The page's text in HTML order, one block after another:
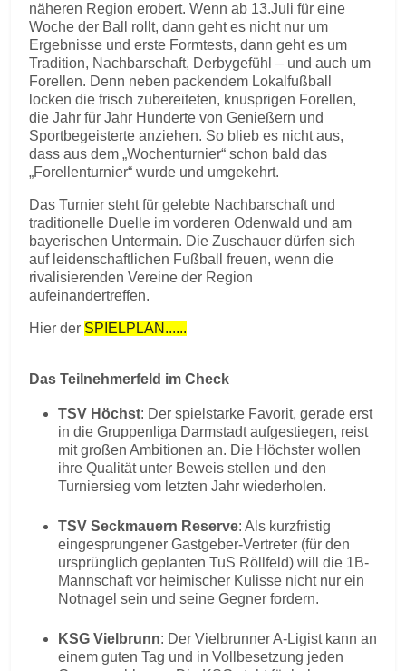
näheren Region erobert. Wenn ab 13.Juli für eine
Woche der Ball rollt, dann geht es nicht nur um
Ergebnisse und erste Formtests, dann geht es um
Tradition, Nachbarschaft, Derbygefühl – und auch um
Forellen. Denn neben packendem Lokalfußball
locken die frisch zubereiteten, knusprigen Forellen,
die Jahr für Jahr Hunderte von Genießern und
Sportbegeisterte anziehen. So blieb es nicht aus,
dass aus dem „Wochenturnier“ schon bald das
„Forellenturnier“ wurde und umgekehrt.
Das Turnier steht für gelebte Nachbarschaft und
traditionelle Duelle im vorderen Odenwald und am
bayerischen Untermain. Die Zuschauer dürfen sich
auf leidenschaftlichen Fußball freuen, wenn die
rivalisierenden Vereine der Region
aufeinandertreffen.
Hier der SPIELPLAN......
Das Teilnehmerfeld im Check
TSV Höchst: Der spielstarke Favorit, gerade erst
in die Gruppenliga Darmstadt aufgestiegen, reist
mit großen Ambitionen an. Die Höchster wollen
ihre Qualität unter Beweis stellen und den
Turniersieg vom letzten Jahr wiederholen.
TSV Seckmauern Reserve: Als kurzfristig
eingesprungener Gastgeber-Vertreter (für den
ursprünglich geplanten TuS Röllfeld) will die 1B-
Mannschaft vor heimischer Kulisse nicht nur ein
Notnagel sein und seine Gegner fordern.
KSG Vielbrunn: Der Vielbrunner A-Ligist kann an
einem guten Tag und in Vollbesetzung jeden